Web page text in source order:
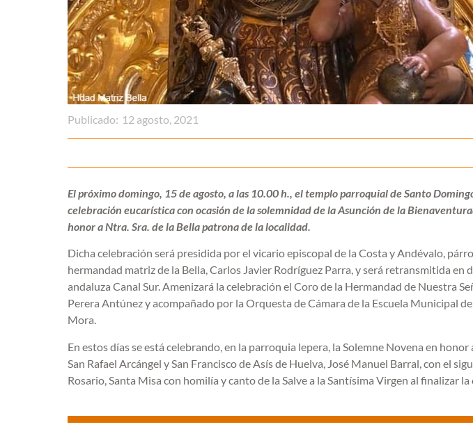
Publicado: 12 agosto, 2021
El próximo domingo, 15 de agosto, a las 10.00 h., el templo parroquial de Santo
celebración eucarística con ocasión de la solemnidad de la Asunción de la
honor a Ntra. Sra. de la Bella patrona de la localidad.
Dicha celebración será presidida por el vicario episcopal de la Costa y Andévalo,
hermandad matriz de la Bella, Carlos Javier Rodríguez Parra, y será retransmitida en
andaluza Canal Sur. Amenizará la celebración el Coro de la Hermandad de Nuestra
Perera Antúnez y acompañado por la Orquesta de Cámara de la Escuela Municipal
Mora.
En estos días se está celebrando, en la parroquia lepera, la Solemne Novena en
San Rafael Arcángel y San Francisco de Asís de Huelva, José Manuel Barral, con el
Rosario, Santa Misa con homilía y canto de la Salve a la Santísima Virgen al finalizar la